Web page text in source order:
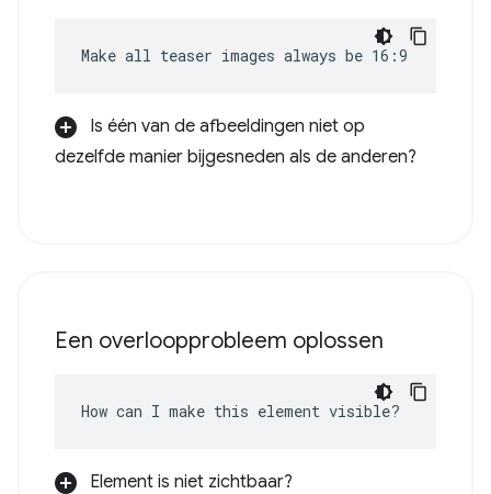
Make all teaser images always be 16:9
Is één van de afbeeldingen niet op
dezelfde manier bijgesneden als de anderen?
Een overloopprobleem oplossen
How can I make this element visible?
Element is niet zichtbaar?